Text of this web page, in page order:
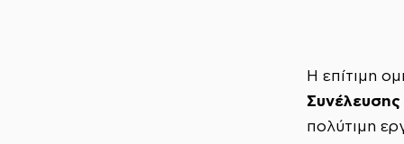
Η επίτιμη
πολύτιμη